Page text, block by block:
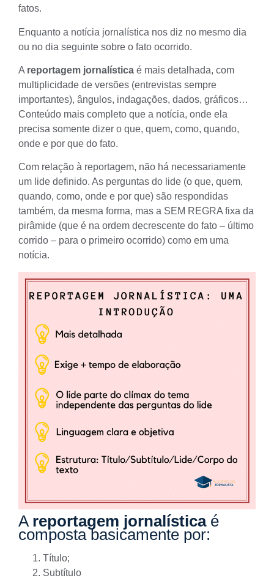
fatos.
Enquanto a notícia jornalística nos diz no mesmo dia
ou no dia seguinte sobre o fato ocorrido.
A reportagem jornalística é mais detalhada, com
multiplicidade de versões (entrevistas sempre
importantes), ângulos, indagações, dados, gráficos…
Conteúdo mais completo que a notícia, onde ela
precisa somente dizer o que, quem, como, quando,
onde e por que do fato.
Com relação à reportagem, não há necessariamente
um lide definido. As perguntas do lide (o que, quem,
quando, como, onde e por que) são respondidas
também, da mesma forma, mas a SEM REGRA fixa da
pirâmide (que é na ordem decrescente do fato – último
corrido – para o primeiro ocorrido) como em uma
notícia.
A reportagem jornalísticaé
composta basicamente por:
Título;
Subtítulo